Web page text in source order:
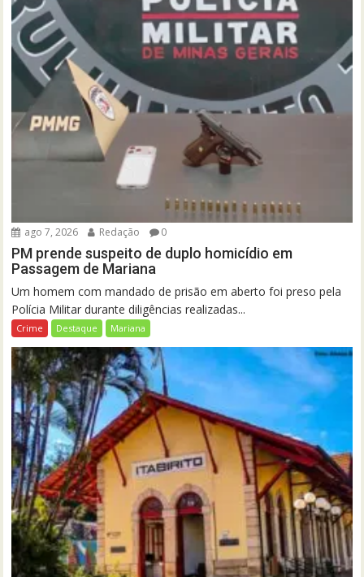
ago 7, 2026 Redação 0
PM prende suspeito de duplo homicídio em
Passagem de Mariana
Um homem com mandado de prisão em aberto foi preso pela
Polícia Militar durante diligências realizadas...
Crime Destaque Mariana